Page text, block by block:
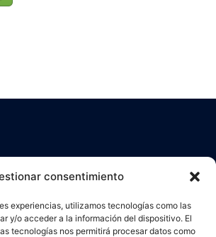
consentimiento
experiencias, utilizamos tecnologías como las
y/o acceder a la información del dispositivo. El
tecnologías nos permitirá procesar datos como